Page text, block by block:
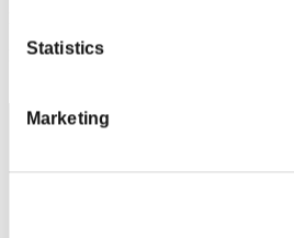
Statistics
Marketing
Posizione